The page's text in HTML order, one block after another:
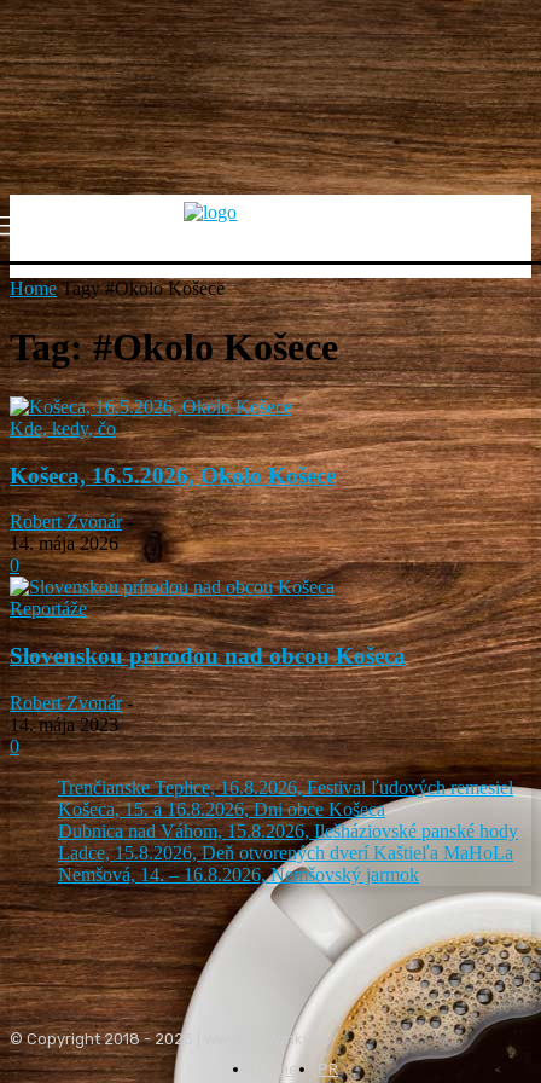
Home Tagy #Okolo Košece
Tag: #Okolo Košece
Kde, kedy, čo
Košeca, 16.5.2026, Okolo Košece
Robert Zvonár -
14. mája 2026
0
Reportáže
Slovenskou prírodou nad obcou Košeca
Robert Zvonár -
14. mája 2023
0
Trenčianske Teplice, 16.8.2026, Festival ľudových remesiel
Košeca, 15. a 16.8.2026, Dni obce Košeca
Dubnica nad Váhom, 15.8.2026, Ilešháziovské panské hody
Ladce, 15.8.2026, Deň otvorených dverí Kaštieľa MaHoLa
Nemšová, 14. – 16.8.2026, Nemšovský jarmok
© Copyright 2018 - 2023 | www.i-novinky.sk
O mne
PR